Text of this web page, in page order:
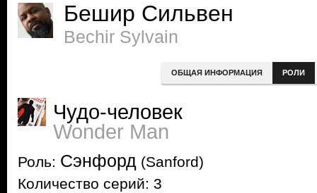
Бешир Сильвен
Bechir Sylvain
ОБЩАЯ ИНФОРМАЦИЯ РОЛИ
Чудо-человек
Wonder Man
Роль: Сэнфорд (Sanford)
Количество серий: 3